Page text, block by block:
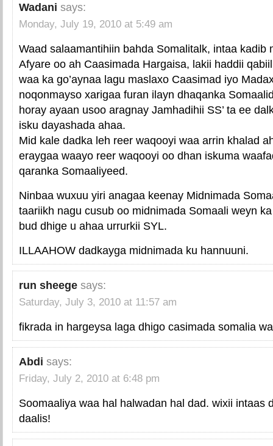
Wadani says:
Monday, July 19, 2010 at 5:49 am
Waad salaamantihiin bahda Somalitalk, intaa kadib
Afyare oo ah Caasimada Hargaisa, lakii haddii
waa ka go’aynaa lagu maslaxo Caasimad iyo
noqonmayso xarigaa furan ilayn dhaqanka
horay ayaan usoo aragnay Jamhadihii SS’ ta ee
isku dayashada ahaa.
Mid kale dadka leh reer waqooyi waa arrin khalad
eraygaa waayo reer waqooyi oo dhan iskuma
qaranka Somaaliyeed.
Ninbaa wuxuu yiri anagaa keenay Midnimada
taariikh nagu cusub oo midnimada Somaali weyn
bud dhige u ahaa urrurkii SYL.
ILLAAHOW dadkayga midnimada ku hannuuni.
run sheege says:
Saturday, July 3, 2010 at 11:57 am
fikrada in hargeysa laga dhigo casimada somalia
Abdi says:
Friday, July 2, 2010 at 6:48 pm
Soomaaliya waa hal halwadan hal dad. wixii intaas
daalis!